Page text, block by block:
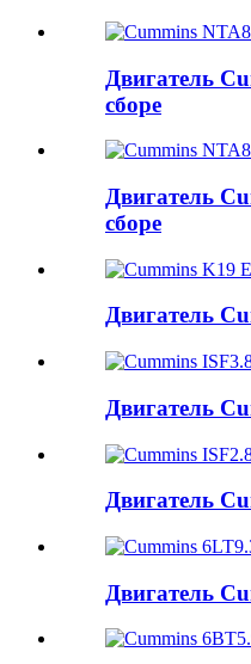
Двигатель
сборе
Двигатель
сборе
Двигатель
Двигатель
Двигатель
Двигатель